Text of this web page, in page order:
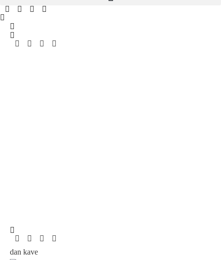
dan kave